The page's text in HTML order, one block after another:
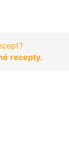
recepty.